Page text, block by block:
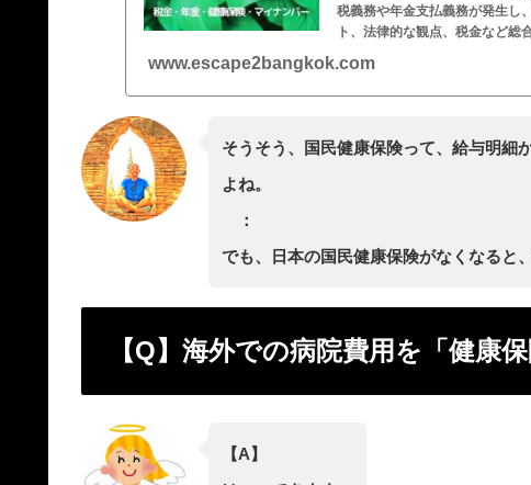
税義務や年金支払義務が発生し
ト、法律的な観点、税金など総
www.escape2bangkok.com
そうそう、国民健康保険って、給与明細
よね。
：
でも、日本の国民健康保険がなくなると
【Q】海外での病院費用を「健康
【A】